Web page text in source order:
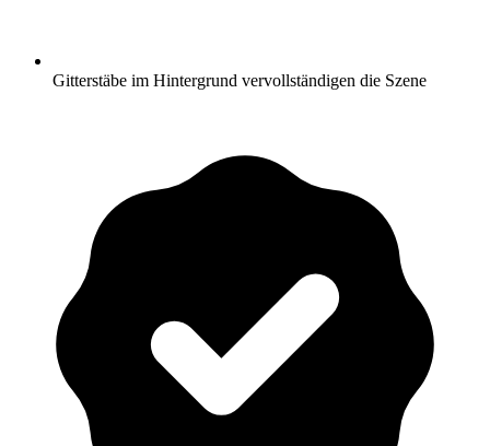
Gitterstäbe im Hintergrund vervollständigen die Szene